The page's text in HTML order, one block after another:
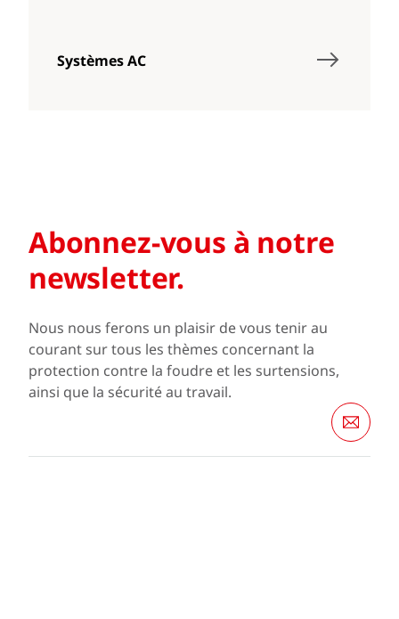
Systèmes AC
Abonnez-vous à notre
newsletter.
Nous nous ferons un plaisir de vous tenir au
courant sur tous les thèmes concernant la
protection contre la foudre et les surtensions,
ainsi que la sécurité au travail.